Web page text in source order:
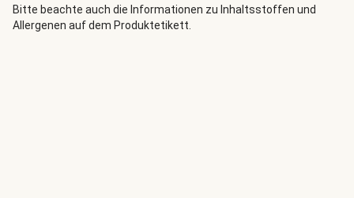
Bitte beachte auch die Informationen zu Inhaltsstoffen und
Allergenen auf dem Produktetikett.